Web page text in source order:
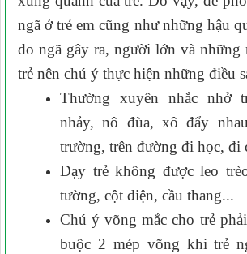
ngã ở trẻ em cũng như những hậu
do ngã gây ra, người lớn và những
trẻ nên chú ý thực hiện những điều
Thường xuyên nhắc nhở
nhảy, nô đùa, xô đẩy
trường, trên đường đi học, đi
Dạy trẻ không được leo
tường, cột điện, cầu thang...
Chú ý võng mắc cho trẻ
buộc 2 mép võng khi trẻ